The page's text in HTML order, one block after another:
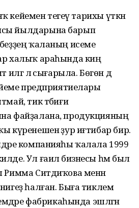
кейемен тегеү тарихы үткән
йылдарына барып
ҡаланың исеме
халыҡ араһында киң
лә сығарыла. Бөгөн дә
предприятиелары
тик тәбиғи
файҙалана, продукцияның
күренешенә ҙур иғтибар бирә.
компанияһы ҡалала 1999
Ул ғаилә бизнесы һәм был
Римма Ситдиҡова менән
һалған. Быға тиклем
фабрикаһында эшләгән